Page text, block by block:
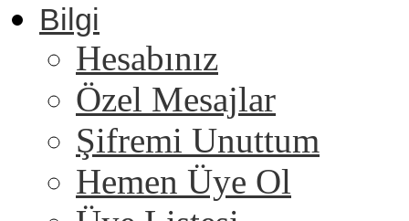
Bilgi
Hesabınız
Özel Mesajlar
Şifremi Unuttum
Hemen Üye Ol